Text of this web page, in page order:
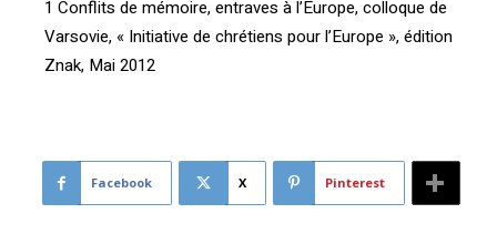
1 Conflits de mémoire, entraves à l’Europe, colloque de
Varsovie, « Initiative de chrétiens pour l’Europe », édition
Znak, Mai 2012
Facebook X Pinterest